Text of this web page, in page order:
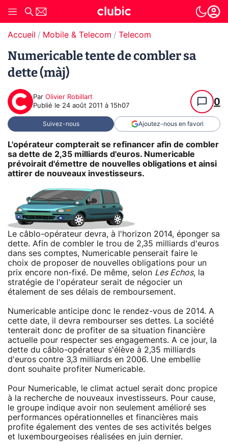
Accueil Mobile & Telecom Telecom
Numericable tente de combler sa
dette (màj)
Par Olivier Robillart
Publié le 24 août 2011 à 15h07 0
Suivez-nous Ajoutez-nous en favori
L'opérateur compterait se refinancer afin de combler
sa dette de 2,35 milliards d'euros. Numericable
prévoirait d'émettre de nouvelles obligations et ainsi
attirer de nouveaux investisseurs.
Le câblo-opérateur devra, à l'horizon 2014, éponger sa
dette. Afin de combler le trou de 2,35 milliards d'euros
dans ses comptes, Numericable penserait faire le
choix de proposer de nouvelles obligations pour un
prix encore non-fixé. De même, selon Les Echos, la
stratégie de l'opérateur serait de négocier un
étalement de ses délais de remboursement.
Numericable anticipe donc le rendez-vous de 2014. A
cette date, il devra rembourser ses dettes. La société
tenterait donc de profiter de sa situation financière
actuelle pour respecter ses engagements. A ce jour, la
dette du câblo-opérateur s'élève à 2,35 milliards
d'euros contre 3,3 milliards en 2006. Une embellie
dont souhaite profiter Numericable.
Pour Numericable, le climat actuel serait donc propice
à la recherche de nouveaux investisseurs. Pour cause,
le groupe indique avoir non seulement amélioré ses
performances opérationnelles et financières mais
profite également des ventes de ses activités belges
et luxembourgeoises réalisées en juin dernier.